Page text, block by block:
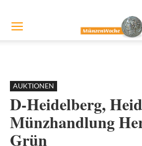
AUKTIONEN
D-Heidelberg,
Münzhandlung
Grün